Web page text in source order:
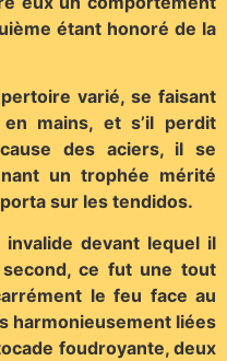
étant honoré de la
varié, se faisant
mains, et s’il perdit
des aciers, il se
un trophée mérité
sur les tendidos.
invalide devant lequel il
ce fut une tout
le feu face au
harmonieusement liées
foudroyante, deux